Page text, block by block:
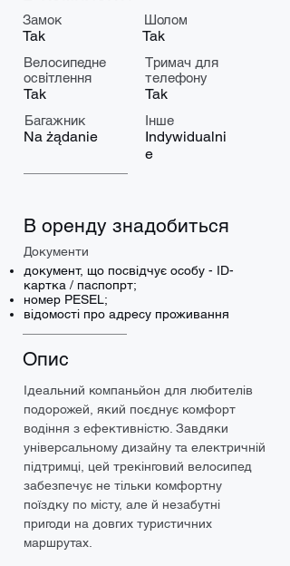
Замок
Tak
Шолом
Tak
Велосипедне
освітлення
Tak
Тримач для
телефону
Tak
Багажник
Na żądanie
Інше
Indywidualni
e
В оренду знадобиться
Документи
документ, що посвідчує особу - ID-
картка / паспопрт;
номер PESEL;
відомості про адресу проживання
Опис
Ідеальний компаньйон для любителів
подорожей, який поєднує комфорт
водіння з ефективністю. Завдяки
універсальному дизайну та електричній
підтримці, цей трекінговий велосипед
забезпечує не тільки комфортну
поїздку по місту, але й незабутні
пригоди на довгих туристичних
маршрутах.